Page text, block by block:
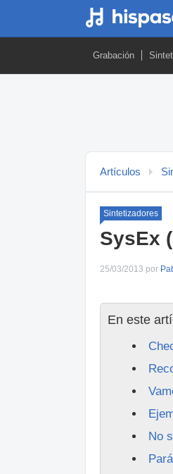
Grabación
Artículos
Sintetizadores
SysEx
25/03/2013 por
En este
No